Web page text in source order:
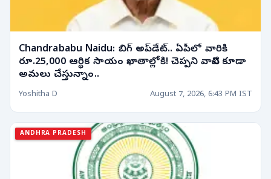
Chandrababu Naidu: బిగ్ అప్‌డేట్.. ఏపీలో వారికి
రూ.25,000 ఆర్థిక సాయం ఖాతాల్లోకి! చెప్పని వాటిని కూడా
అమలు చేస్తున్నాం..
Yoshitha D August 7, 2026, 6:43 PM IST
ANDHRA PRADESH